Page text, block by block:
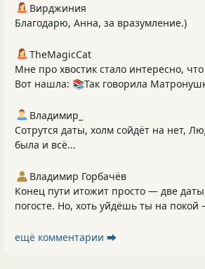
Вирджиния
Благодарю, Анна, за вразумление.)
TheMagicCat
Мне про хвостик стало интересно,
Вот нашла: 📚Так говорила
Владимир_
Сотрутся даты, холм сойдёт на нет,
была и всё...
Владимир Горбачёв
Конец пути итожит просто — две
погосте. Но, хоть уйдёшь ты на
ещё комментарии ⮕